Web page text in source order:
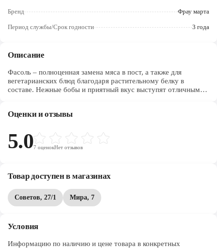
Бренд Фрау марта
Период службы/Срок годности 3 года
Описание
Фасоль – полноценная замена мяса в пост, а также для
вегетарианских блюд благодаря растительному белку в
составе. Нежные бобы и приятный вкус выступят отличным
Оценки и отзывы
5.07 оценокНет отзывов
Товар доступен в магазинах
Советов, 27/1 Мира, 7
Условия
Информацию по наличию и цене товара в конкретных